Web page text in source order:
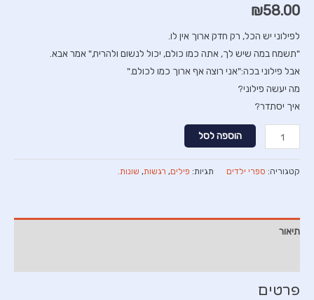
₪58.00
לפילוני יש הכל, רק חדק ארוך אין לו.
"תשמח במה שיש לך, אתה כמו כולם, יכול לנשום ולהריח," אמר אבא.
אבל פילוני בכה:"אני רוצה אף ארוך כמו לכולם."
מה יעשה פילוני?
איך יסתדר?
כמות
של
פילוני
הוספה לסל
קטגוריה: ספרי ילדים תגיות: פילים, רגשות, שונות.
תיאור
פרטים